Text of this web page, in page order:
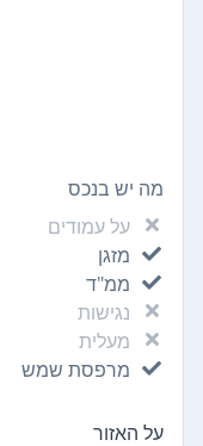
מה יש בנכס
על עמודים
מזגן
ממ"ד
נגישות
מעלית
מרפסת שמש
על האזור